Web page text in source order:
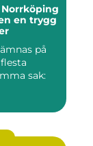
en trygg
på
sak: